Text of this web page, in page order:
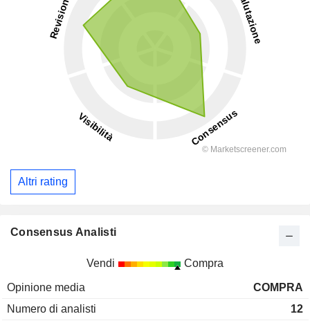
Altri rating
Consensus Analisti
Vendi Compra
Opinione media
COMPRA
Numero di analisti
12